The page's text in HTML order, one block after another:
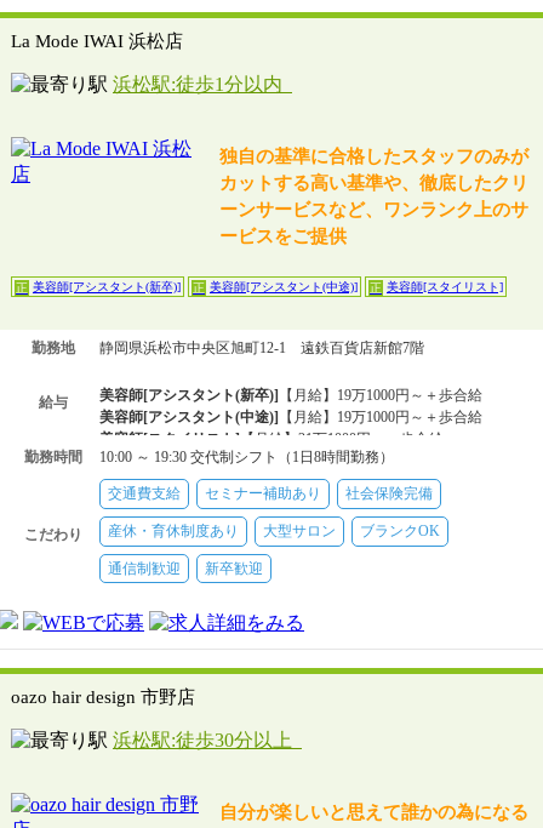
La Mode IWAI 浜松店
浜松駅:徒歩1分以内
独自の基準に合格したスタッフのみが
カットする高い基準や、徹底したクリ
ーンサービスなど、ワンランク上のサ
ービスをご提供
正 美容師[アシスタント(新卒)] 正 美容師[アシスタント(中途)] 正 美容師[スタイリスト]
勤務地 静岡県浜松市中央区旭町12-1 遠鉄百貨店新館7階
給与 美容師[アシスタント(新卒)]
【月給】19万1000円～＋歩合給
美容師[アシスタント(中途)]
【月給】19万1000円～＋歩合給
美容師[スタイリスト] 【月給】21万1000円～＋歩合給
勤務時間
10:00 ～ 19:30 交代制シフト（1日8時間勤務）
こだわり
交通費支給 セミナー補助あり 社会保険完備
産休・育休制度あり 大型サロン ブランクOK
通信制歓迎 新卒歓迎
oazo hair design 市野店
浜松駅:徒歩30分以上
自分が楽しいと思えて誰かの為になる